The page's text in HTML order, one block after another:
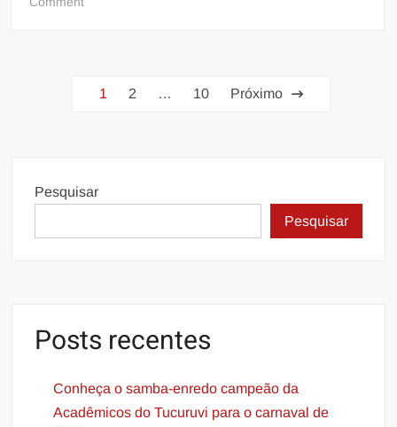
prepara
Paginação
1 2 … 10 Próximo
Pesquisar
Pesquisar
Posts recentes
Conheça o samba-enredo campeão da
Acadêmicos do Tucuruvi para o carnaval de